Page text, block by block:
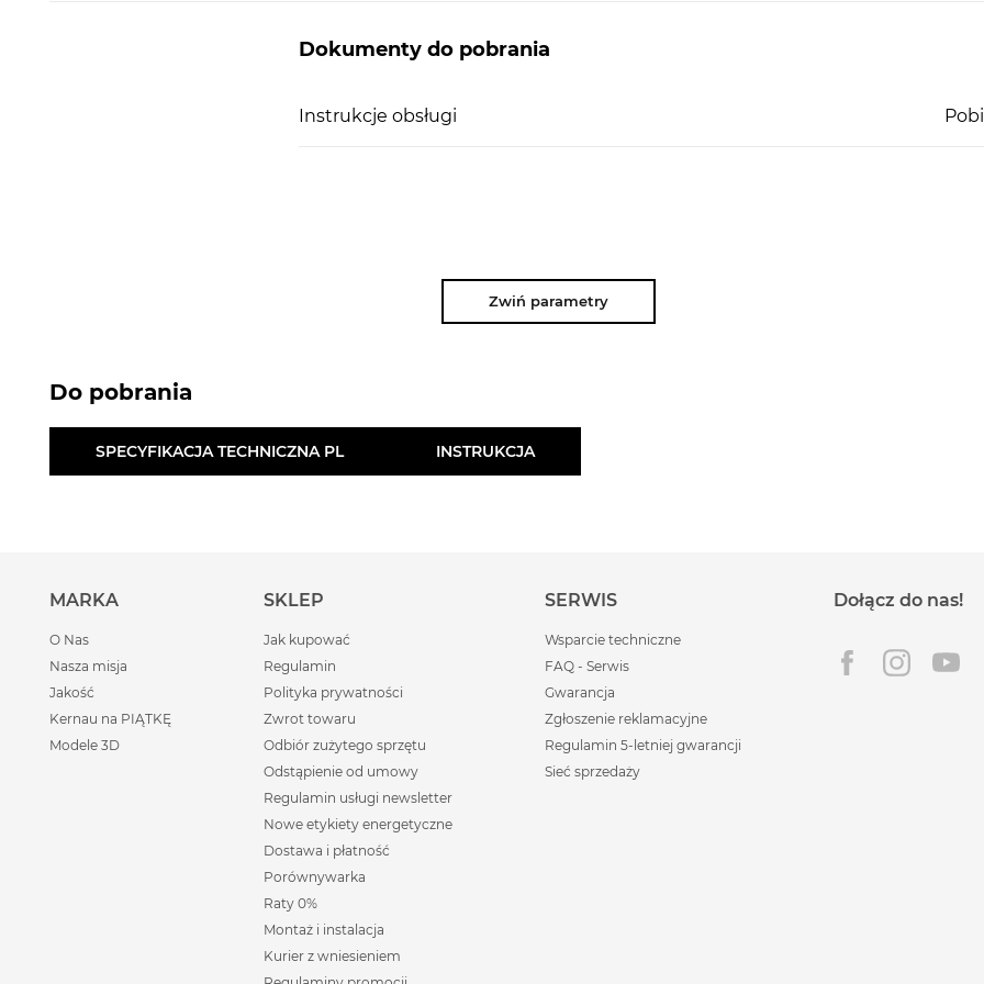
Dokumenty do pobrania
Instrukcje obsługi
Zwiń parametry
Do pobrania
SPECYFIKACJA TECHNICZNA PL INSTRUKCJA
MARKA
O Nas
Nasza misja
Jakość
Kernau na PIĄTKĘ
Modele 3D
SKLEP
Jak kupować
Regulamin
Polityka prywatności
Zwrot towaru
Odbiór zużytego sprzętu
Odstąpienie od umowy
Regulamin usługi newsletter
Nowe etykiety energetyczne
Dostawa i płatność
Porównywarka
Raty 0%
Montaż i instalacja
Kurier z wniesieniem
SERWIS
Wsparcie techniczne
FAQ - Serwis
Gwarancja
Zgłoszenie reklamacyjne
Regulamin 5-letniej gwarancji
Sieć sprzedaży
Dołącz do nas!